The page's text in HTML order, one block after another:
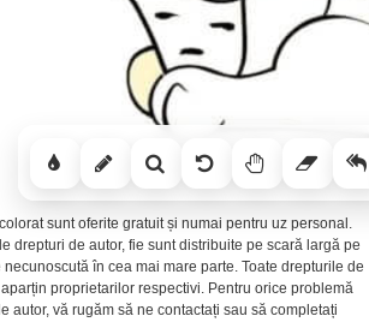
sunt oferite gratuit și numai pentru uz personal.
drepturi de autor, fie sunt distribuite pe scară largă pe
necunoscută în cea mai mare parte. Toate drepturile de
proprietarilor respectivi. Pentru orice problemă
autor, vă rugăm să ne contactați sau să completați